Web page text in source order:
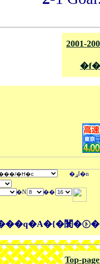
2001-
�� �ړI�n
�N
��
闤�㋣
Top-page